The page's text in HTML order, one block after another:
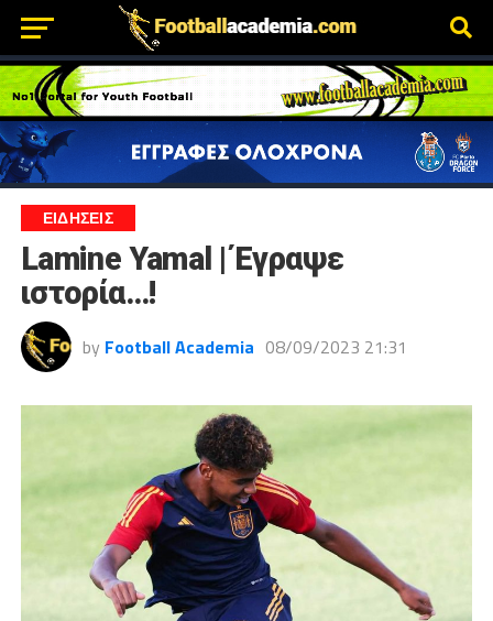
ΕΙΔΗΣΕΙΣ
Lamine Yamal | Έγραψε
ιστορία…!
by Football Academia 08/09/2023 21:31